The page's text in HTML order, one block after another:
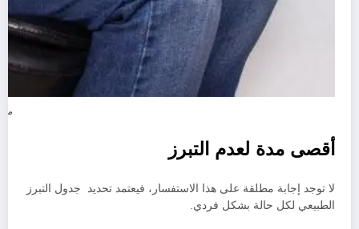
أقصى مدة لعدم التبرز
لا توجد إجابة مطلقة على هذا الاستفسار، فيعتمد تحديد جدول التبرز
الطبيعي لكل حالة بشكل فردي.